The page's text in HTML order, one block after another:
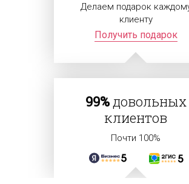
Делаем подарок
клиенту
Получить подарок
99%довольных
клиентов
Почти 100%